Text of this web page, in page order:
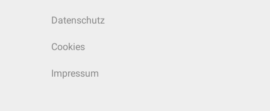
Datenschutz
Cookies
Impressum